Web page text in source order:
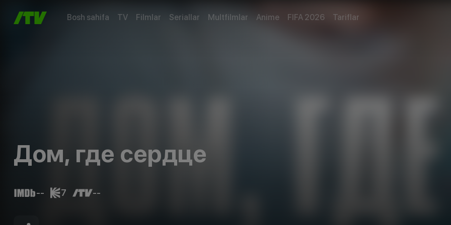
Bosh sahifa TV Filmlar Seriallar Multfilmlar Anime FIFA 2026 Tariflar
Дом, где сердце
-- 7 --